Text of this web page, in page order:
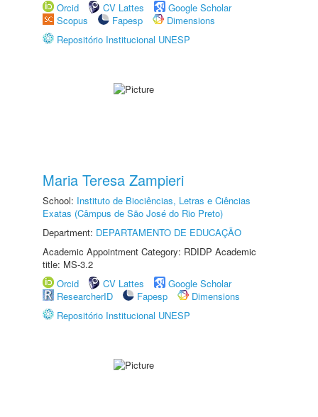
Orcid
CV Lattes
Google Scholar
Scopus
Fapesp
Dimensions
Repositório Institucional UNESP
Maria Teresa Zampieri
School: Instituto de Biociências, Letras e Ciências
Exatas (Câmpus de São José do Rio Preto)
Department: DEPARTAMENTO DE EDUCAÇÃO
Academic Appointment Category: RDIDP Academic
title: MS-3.2
Orcid
CV Lattes
Google Scholar
ResearcherID
Fapesp
Dimensions
Repositório Institucional UNESP